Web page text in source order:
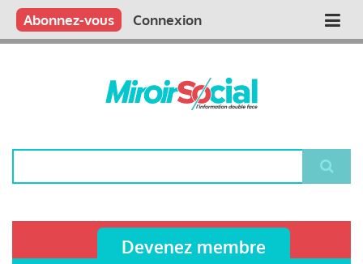
Aller
contenu
Main
Qui sommes nous ?
Vous publiez
Nous publions
Contactez-nous
Abonnez-vous Connexion
Devenez membre